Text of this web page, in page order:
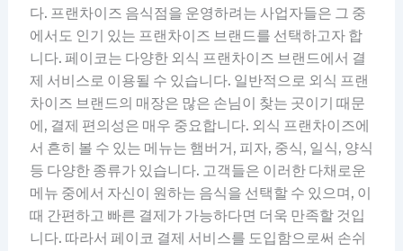
다. 프랜차이즈 음식점을 운영하려는 사업자들은 그 중
에서도 인기 있는 프랜차이즈 브랜드를 선택하고자 합
니다. 페이코는 다양한 외식 프랜차이즈 브랜드에서 결
제 서비스로 이용될 수 있습니다. 일반적으로 외식 프랜
차이즈 브랜드의 매장은 많은 손님이 찾는 곳이기 때문
에, 결제 편의성은 매우 중요합니다. 외식 프랜차이즈에
서 흔히 볼 수 있는 메뉴는 햄버거, 피자, 중식, 일식, 양식
등 다양한 종류가 있습니다. 고객들은 이러한 다채로운
메뉴 중에서 자신이 원하는 음식을 선택할 수 있으며, 이
때 간편하고 빠른 결제가 가능하다면 더욱 만족할 것입
니다. 따라서 페이코 결제 서비스를 도입함으로써 손쉬